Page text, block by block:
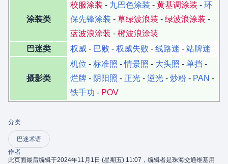
涂装类
校服涂装 - 九巴色涂装 - 黄基调涂装 - 环
保先锋涂装 - 草绿波浪装 - 绿波浪涂装 -
蓝波浪涂装 - 橙波浪涂装
巴迷类
权威 - 巴败 - 权威失败 - 线路迷 - 站牌迷
摄影类
机位 - 标准照 -情景照 - 大头照 - 单挡 -
烂牌 - 阴阳照 - 正光 - 逆光 - 炒粉 - PAN -
铁手功 - POV
分类
巴迷术语
作者
此页面最后编辑于2024年11月1日 (星期五) 11:07，编辑者是珠海交通维基用